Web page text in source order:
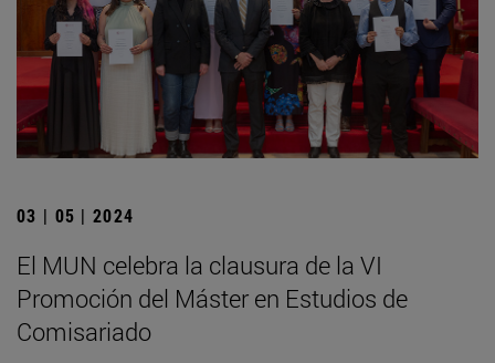
03 | 05 | 2024
El MUN celebra la clausura de la VI
Promoción del Máster en Estudios de
Comisariado